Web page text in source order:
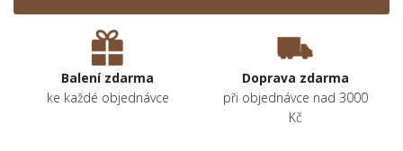
Balení zdarma
ke každé objednávce
Doprava zdarma
při objednávce nad 3000
Kč